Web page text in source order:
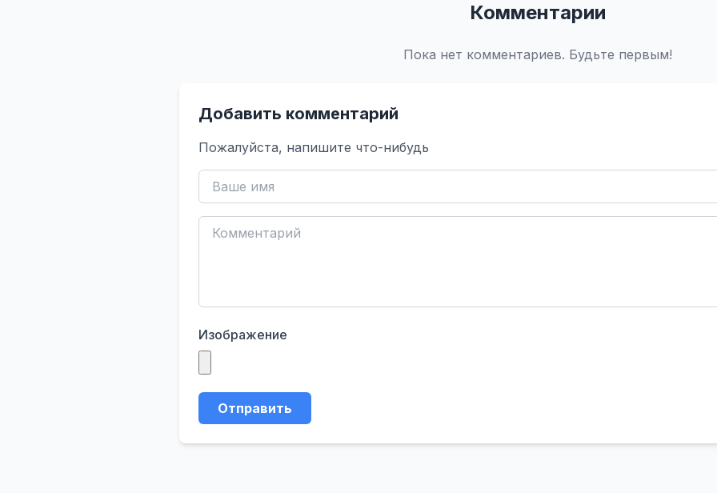
Комментарии
Пока нет комментариев. Будьте первым!
Добавить комментарий
Пожалуйста, напишите что-нибудь
Изображение
Отправить